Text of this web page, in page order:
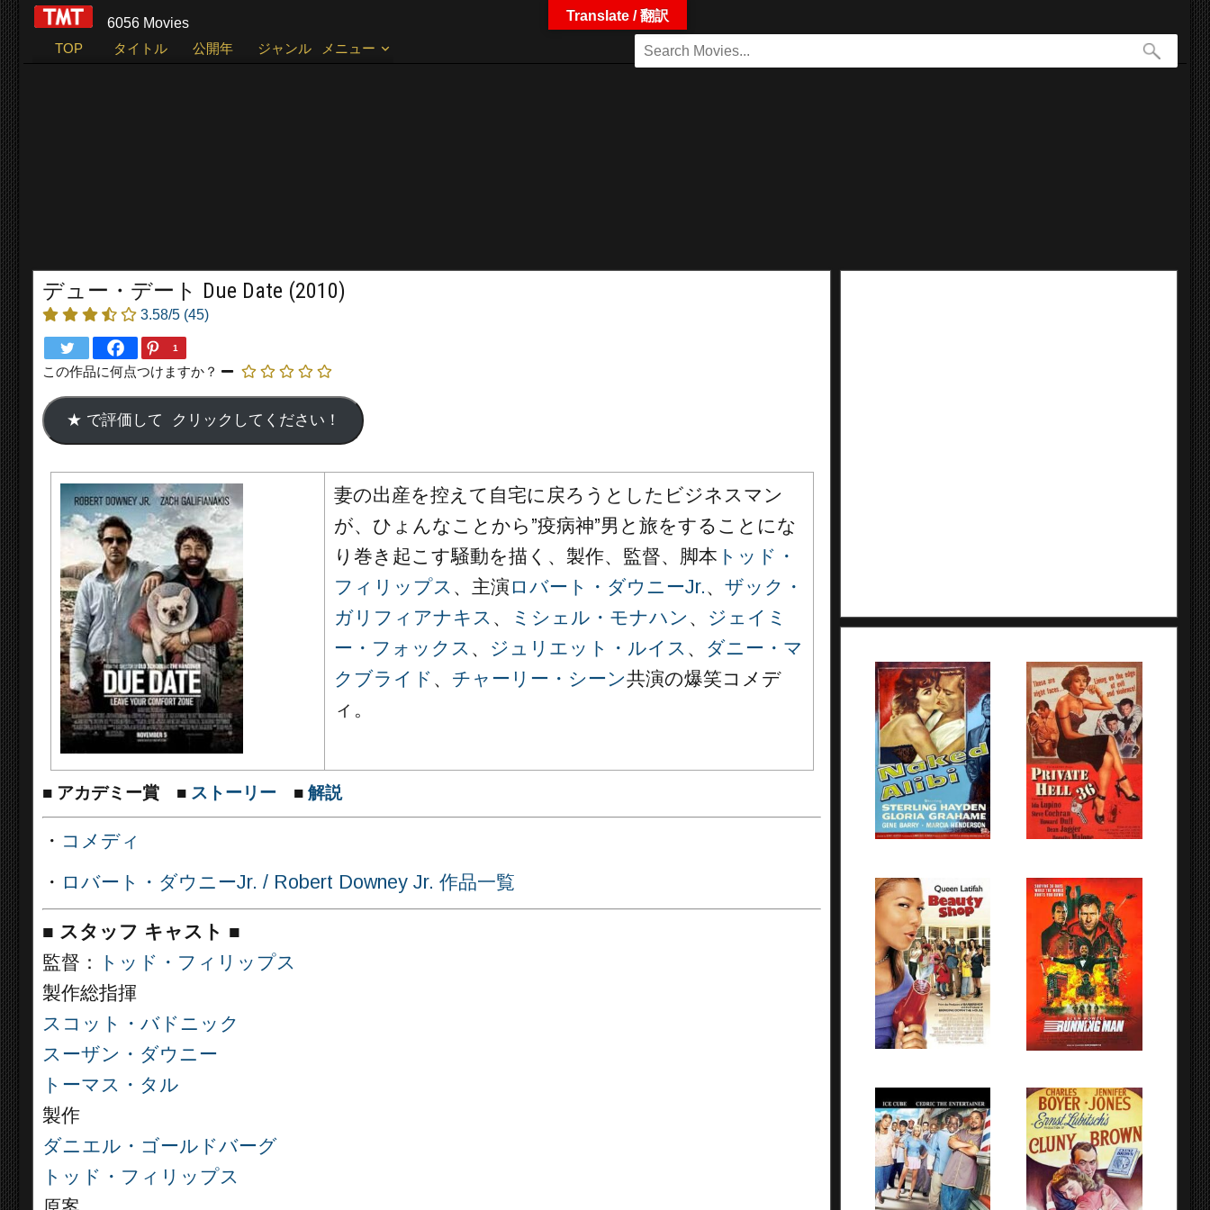
6056 Movies
TOP
タイトル 公開年 ジャンル メニュー
デュー・デート Due Date (2010)
3.58/5 (45)
1
この作品に何点つけますか？
妻の出産を控えて自宅に戻ろうとしたビジネスマン
が、ひょんなことから”疫病神”男と旅をすることにな
り巻き起こす騒動を描く、製作、監督、脚本 トッド・
フィリップス 、主演 ロバート・ダウニーJr.、 ザック・
ガリフィアナキス 、 ミシェル・モナハン 、 ジェイミ
ー・フォックス 、 ジュリエット・ルイス 、 ダニー・マ
クブライド 、 チャーリー・シーン共演の爆笑コメデ
ィ。
■ アカデミー賞 ■ ストーリー ■ 解説
・ コメディ
・ ロバート・ダウニーJr. / Robert Downey Jr. 作品一覧
■ スタッフ キャスト ■
監督：
トッド・フィリップス
製作総指揮
スコット・バドニック
スーザン・ダウニー
トーマス・タル
製作
ダニエル・ゴールドバーグ
トッド・フィリップス
Translate / 翻訳